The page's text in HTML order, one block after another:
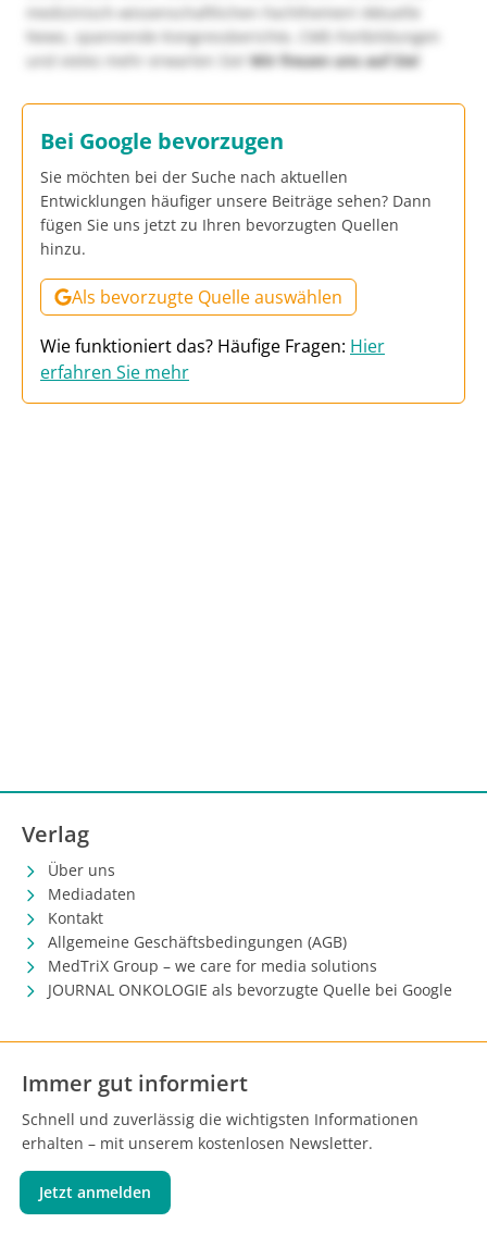
medizinisch-wissenschaftlichen Fachthemen! Aktuelle
News, spannende Kongressberichte, CME-Fortbildungen
und vieles mehr erwarten Sie!Wir freuen uns auf Sie!
Bei Google bevorzugen
Sie möchten bei der Suche nach aktuellen
Entwicklungen häufiger unsere Beiträge sehen? Dann
fügen Sie uns jetzt zu Ihren bevorzugten Quellen
hinzu.
Als bevorzugte Quelle auswählen
Wie funktioniert das? Häufige Fragen: Hier
erfahren Sie mehr
Verlag
Über uns
Mediadaten
Kontakt
Allgemeine Geschäftsbedingungen (AGB)
MedTriX Group – we care for media solutions
JOURNAL ONKOLOGIE als bevorzugte Quelle bei Google
Immer gut informiert
Schnell und zuverlässig die wichtigsten Informationen
erhalten – mit unserem kostenlosen Newsletter.
Jetzt anmelden